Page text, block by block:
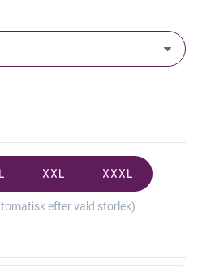
XXL XXXL
efter vald storlek)